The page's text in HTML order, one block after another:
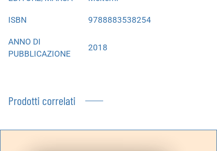
ISBN 9788883538254
ANNO DI
PUBBLICAZIONE
2018
Prodotti correlati